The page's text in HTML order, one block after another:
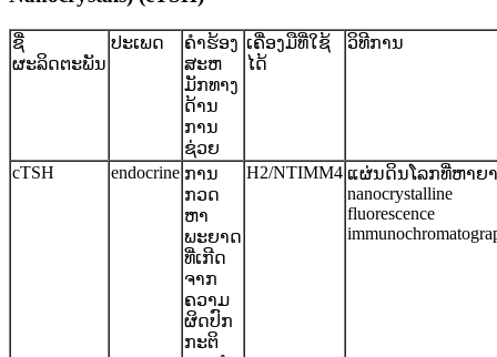
ຊື່
ຜະລິດຕະພັນ
ປະເພດ
ຄໍາຮ້ອງ
ສະຫ
ມັກທາງ
ດ້ານ
ການ
ຊ່ວຍ
ເຄື່ອງມືທີ່ໃຊ້
ໄດ້
ວິທີການ
cTSH endocrine ການ
ກວດ
ຫາ
ພະຍາດ
ທີ່ເກີດ
ຈາກ
ຄວາມ
ຜິດປົກ
ກະຕິ
H2/NTIMM4 ແຜ່ນດິນໂລກທີ່ຫາຍ
nanocrystalline
fluorescence